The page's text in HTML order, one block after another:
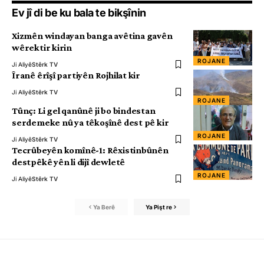
Ev jî di be ku bala te bikşînin
ROJANE
Xizmên windayan banga avêtina gavên
wêrektir kirin
Ji AliyêStêrk TV
ROJANE
Îranê êrîşî partiyên Rojhilat kir
Ji AliyêStêrk TV
ROJANE
Tûnç: Li gel qanûnê ji bo bindestan
serdemeke nû ya têkoşînê dest pê kir
Ji AliyêStêrk TV
ROJANE
Tecrûbeyên komînê-1: Rêxistinbûnên
destpêkê yên li dijî dewletê
Ji AliyêStêrk TV
Ya Berê Ya Pişt re